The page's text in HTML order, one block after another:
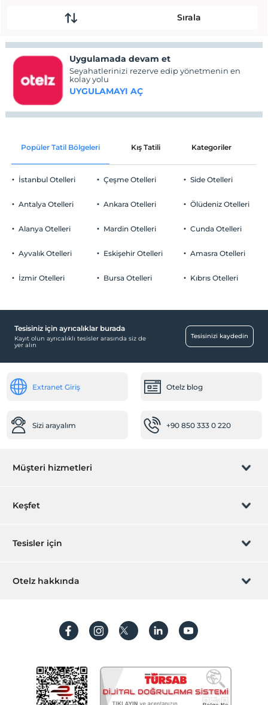
Sırala
Uygulamada devam et
Seyahatlerinizi rezerve edip yönetmenin en
kolay yolu
UYGULAMAYI AÇ
Popüler Tatil Bölgeleri Kış Tatili Kategoriler
İstanbul Otelleri
Antalya Otelleri
Alanya Otelleri
Ayvalık Otelleri
İzmir Otelleri
Çeşme Otelleri
Ankara Otelleri
Mardin Otelleri
Eskişehir Otelleri
Bursa Otelleri
Side Otelleri
Ölüdeniz Otelleri
Cunda Otelleri
Amasra Otelleri
Kıbrıs Otelleri
Tesisiniz için ayrıcalıklar burada
Kayıt olun ayrıcalıklı tesisler arasında siz de
yer alın
Tesisinizi kaydedin
Extranet Giriş Otelz blog
Sizi arayalım +90 850 333 0 220
Müşteri hizmetleri
Rezervasyon yönet
Sıkça sorulan sorular
İşlem rehberi
Keşfet
Hediye Kart
Hesap oluştur
Tesisler için
Hemen tesisinizi ekleyin
Otelz hakkında
Koşullar ve şartlar